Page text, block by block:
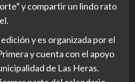
y compartir un lindo rato
y es organizada por el
y cuenta con el apoyo
de Las Heras.